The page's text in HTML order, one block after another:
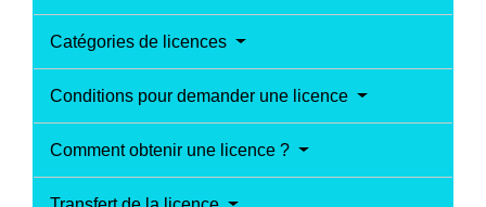
Catégories de licences
Conditions pour demander une licence
Comment obtenir une licence ?